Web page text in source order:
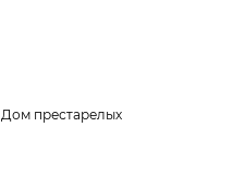
Дом престарелых